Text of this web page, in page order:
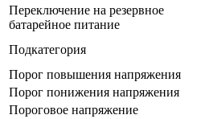
Переключение на резервное
батарейное питание
Подкатегория
Порог повышения напряжения
Порог понижения напряжения
Пороговое напряжение